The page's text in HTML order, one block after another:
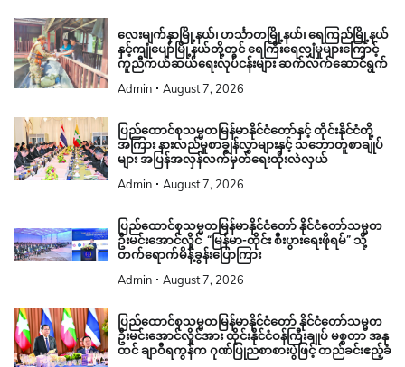
လေးမျက်နှာမြို့နယ်၊ ဟင်္သာတမြို့နယ်၊ ရေကြည်မြို့နယ်
နှင့်ကျုံပျော်မြို့နယ်တို့တွင် ရေကြီးရေလျှံမှုများကြောင့်
ကူညီကယ်ဆယ်ရေးလုပ်ငန်းများ ဆက်လက်ဆောင်ရွက်
Admin August 7, 2026
ပြည်ထောင်စုသမ္မတမြန်မာနိုင်ငံတော်နှင့် ထိုင်းနိုင်ငံတို့
အကြား နားလည်မှုစာချွန်လွှာများနှင့် သဘောတူစာချုပ်
များ အပြန်အလှန်လက်မှတ်ရေးထိုးလဲလှယ်
Admin August 7, 2026
ပြည်ထောင်စုသမ္မတမြန်မာနိုင်ငံတော် နိုင်ငံတော်သမ္မတ
ဦးမင်းအောင်လှိုင် “မြန်မာ-ထိုင်း စီးပွားရေးဖိုရမ်” သို့
တက်ရောက်မိန့်ခွန်းပြောကြား
Admin August 7, 2026
ပြည်ထောင်စုသမ္မတမြန်မာနိုင်ငံတော် နိုင်ငံတော်သမ္မတ
ဦးမင်းအောင်လှိုင်အား ထိုင်းနိုင်ငံဝန်ကြီးချုပ် မစ္စတာ အနု
ထင် ချာဝီရကွန်က ဂုဏ်ပြုညစာစားပွဲဖြင့် တည်ခင်းဧည့်ခံ